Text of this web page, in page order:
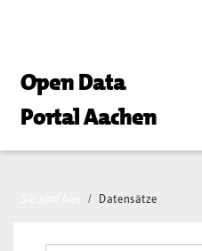
Open Data
Portal Aachen
Datensätze